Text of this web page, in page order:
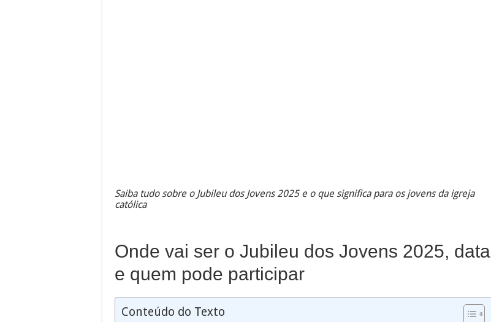
Saiba tudo sobre o Jubileu dos Jovens 2025 e o que significa para os jovens da igreja
católica
Onde vai ser o Jubileu dos Jovens 2025, data
e quem pode participar
Conteúdo do Texto